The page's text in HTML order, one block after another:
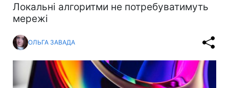
Локальні алгоритми не потребуватимуть
мережі
ОЛЬГА ЗАВАДА